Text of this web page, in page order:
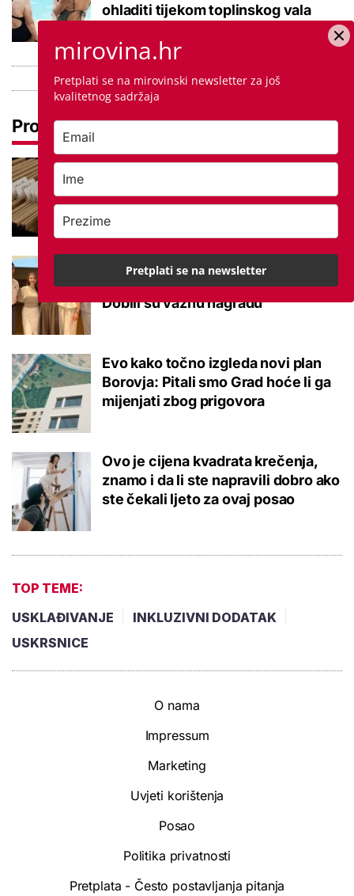
ohladiti tijekom toplinskog vala
Pročitaj još
Promjena prakse za sve SC-ove,
potvrđeno
Studenti otkrili kako se obraćati
mladima kad je u pitanju alkohol:
Dobili su važnu nagradu
Evo kako točno izgleda novi plan
Borovja: Pitali smo Grad hoće li ga
mijenjati zbog prigovora
Ovo je cijena kvadrata krečenja,
znamo i da li ste napravili dobro ako
ste čekali ljeto za ovaj posao
TOP TEME:
USKLAĐIVANJE
INKLUZIVNI DODATAK
USKRSNICE
O nama
Impressum
Marketing
Uvjeti korištenja
Posao
Politika privatnosti
Pretplata - Često postavljanja pitanja
mirovina.hr
Pretplati se na mirovinski newsletter za još
kvalitetnog sadržaja
Pretplati se na newsletter